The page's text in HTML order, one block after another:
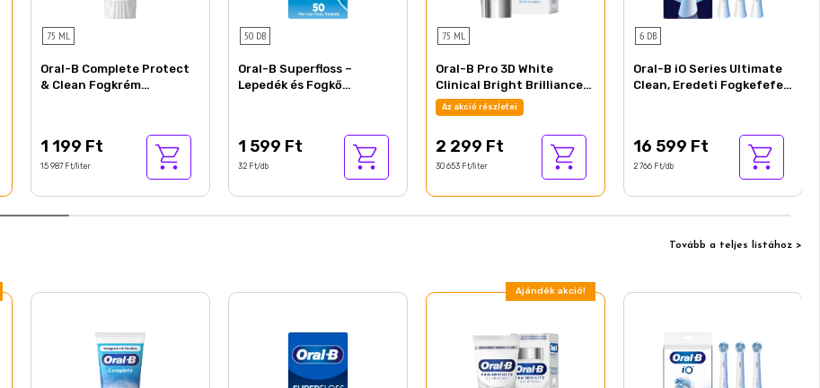
75 ML
Oral-B Complete Protect
& Clean Fogkrém
1 199 Ft
15 987 Ft/liter
50 DB
Oral-B Superfloss –
Lepedék és Fogkő
1 599 Ft
32 Ft/db
75 ML
Oral-B Pro 3D White
Clinical Bright Brilliance
Fogkrém, 75 ml
Az akció részletei
2 299 Ft
30 653 Ft/liter
6 DB
Oral-B iO Series Ultimate
Clean, Eredeti Fogkefefej,
16 599 Ft
2 766 Ft/db
Tovább a teljes listához >
Ajándék akció!